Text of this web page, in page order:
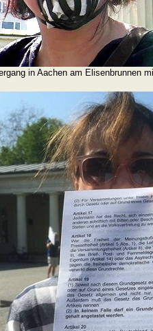
in Aachen am Elisenbrunnen